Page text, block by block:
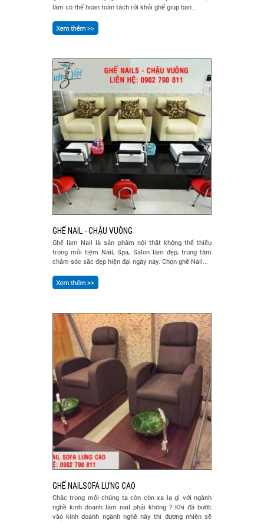
làm có thể hoàn toàn tách rởi khỏi ghế giúp bạn...
GHẾ NAIL - CHẬU VUÔNG
Ghế làm Nail là sản phẩm nội thất không thể thiếu
trong mỗi tiệm Nail, Spa, Salon làm đẹp, trung tâm
chăm sóc sắc đẹp hiện đại ngày nay. Chọn ghế Nail...
GHẾ NAILSOFA LƯNG CAO
Chắc trong mỗi chúng ta còn còn xa lạ gì với ngành
nghề kinh doanh làm nail phải không ? Khi đã bước
vào kinh doanh ngành nghề này thì đương nhiên sẽ